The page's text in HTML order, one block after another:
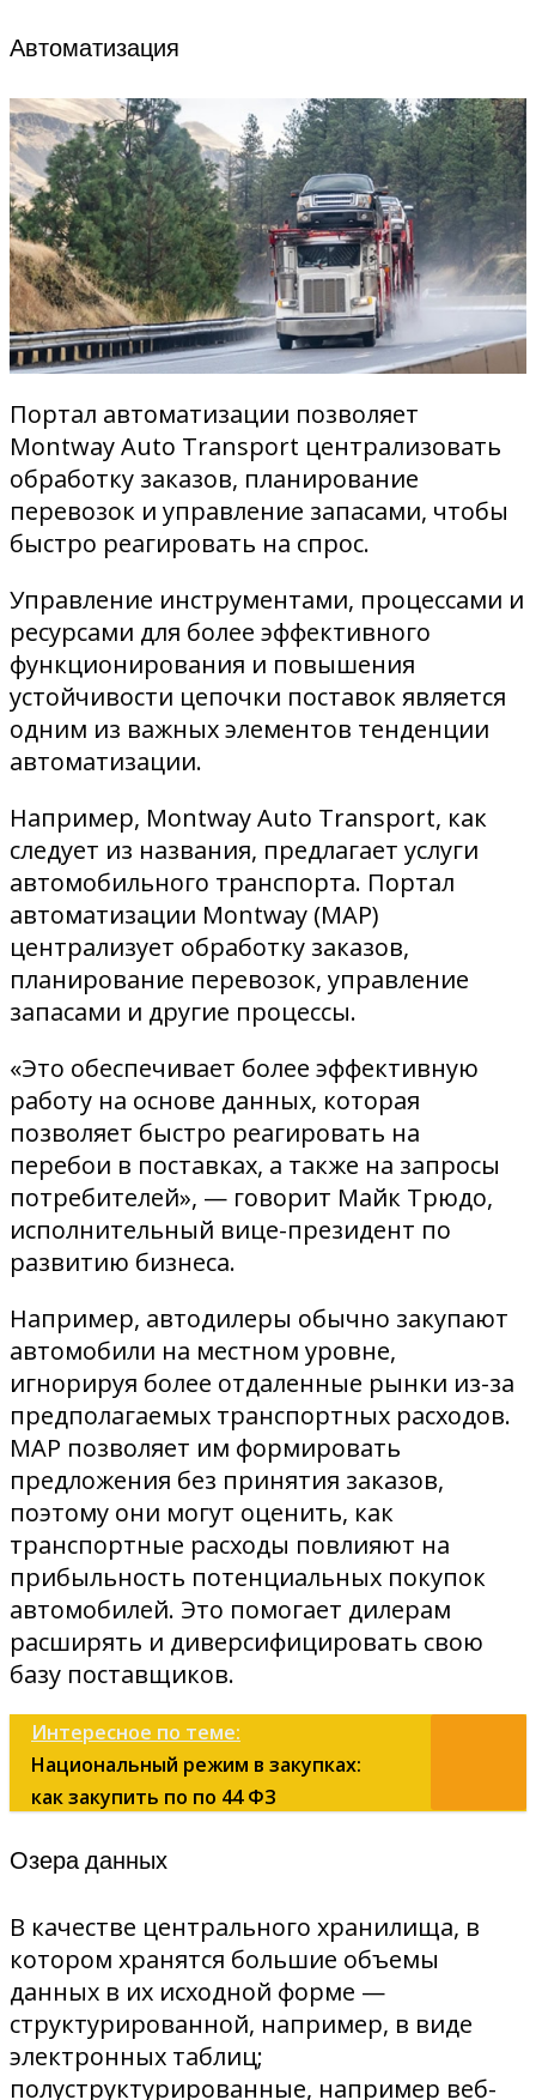
Автоматизация
Портал автоматизации позволяет
Montway Auto Transport централизовать
обработку заказов, планирование
перевозок и управление запасами, чтобы
быстро реагировать на спрос.
Управление инструментами, процессами и
ресурсами для более эффективного
функционирования и повышения
устойчивости цепочки поставок является
одним из важных элементов тенденции
автоматизации.
Например, Montway Auto Transport, как
следует из названия, предлагает услуги
автомобильного транспорта. Портал
автоматизации Montway (MAP)
централизует обработку заказов,
планирование перевозок, управление
запасами и другие процессы.
«Это обеспечивает более эффективную
работу на основе данных, которая
позволяет быстро реагировать на
перебои в поставках, а также на запросы
потребителей», — говорит Майк Трюдо,
исполнительный вице-президент по
развитию бизнеса.
Например, автодилеры обычно закупают
автомобили на местном уровне,
игнорируя более отдаленные рынки из-за
предполагаемых транспортных расходов.
MAP позволяет им формировать
предложения без принятия заказов,
поэтому они могут оценить, как
транспортные расходы повлияют на
прибыльность потенциальных покупок
автомобилей. Это помогает дилерам
расширять и диверсифицировать свою
базу поставщиков.
Интересное по теме:
Национальный режим в закупках:
как закупить по по 44 ФЗ
Озера данных
В качестве центрального хранилища, в
котором хранятся большие объемы
данных в их исходной форме —
структурированной, например, в виде
электронных таблиц;
полуструктурированные, например веб-